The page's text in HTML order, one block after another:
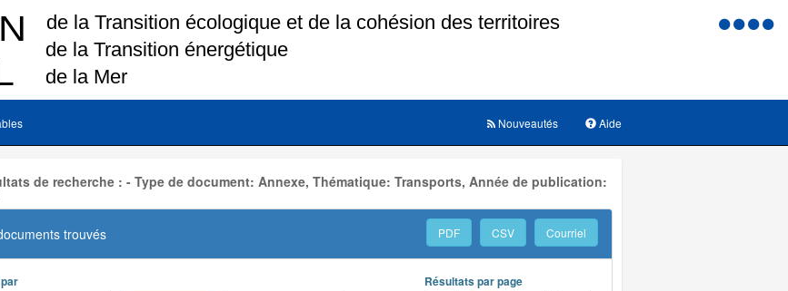
Menu
Aide
Nouveautés
de recherche : - Type de document: Annexe, Thématique: Transports, Année de publication:
trouvés PDF CSV Courriel
Résultats par page